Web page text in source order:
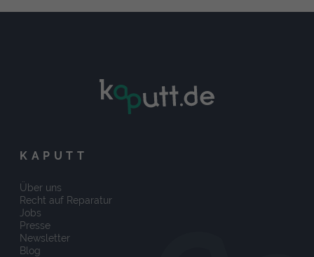
KAPUTT
Über uns
Recht auf Reparatur
Jobs
Presse
Newsletter
Blog